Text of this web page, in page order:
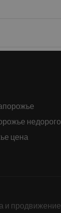
недорого
цена
и продвижение